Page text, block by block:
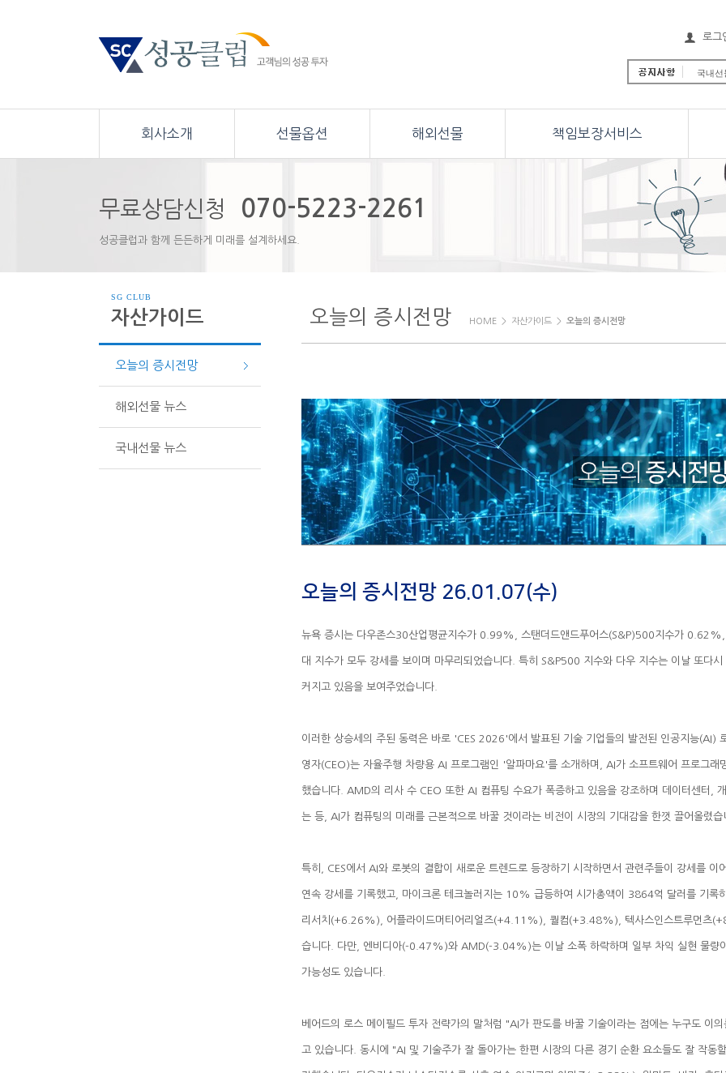
로그
국내
해외
해외
국내
New
회사소개 선물옵션 해외선물 책임보장서비스
무료상담신청 070-5223-2261
성공클럽과 함께 든든하게 미래를 설계하세요.
SG CLUB
자산가이드
오늘의 증시전망
해외선물 뉴스
국내선물 뉴스
오늘의 증시전망 HOME > 자산가이드 > 오늘의 증시전망
오늘의 증시전망 26.01.07(수)
커지고 있음을 보여주었습니다.
는 등, AI가 컴퓨팅의 미래를 근본적으로 바꿀 것이라는 비전이 시장의 기대감을 한껏 끌어올렸습
가능성도 있습니다.